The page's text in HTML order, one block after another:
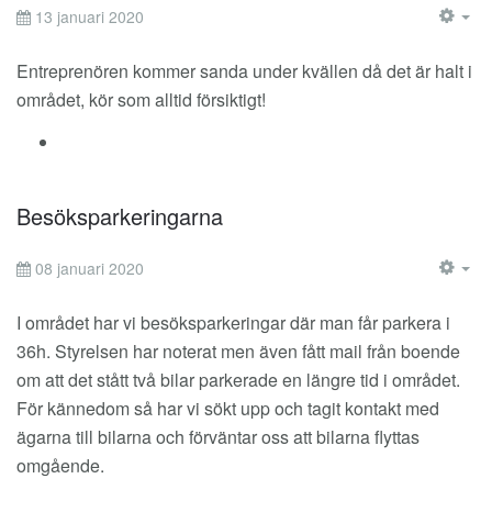
13 januari 2020
Entreprenören kommer sanda under kvällen då det är halt i
området, kör som alltid försiktigt!
Besöksparkeringarna
08 januari 2020
I området har vi besöksparkeringar där man får parkera i
36h. Styrelsen har noterat men även fått mail från boende
om att det stått två bilar parkerade en längre tid i området.
För kännedom så har vi sökt upp och tagit kontakt med
ägarna till bilarna och förväntar oss att bilarna flyttas
omgående.